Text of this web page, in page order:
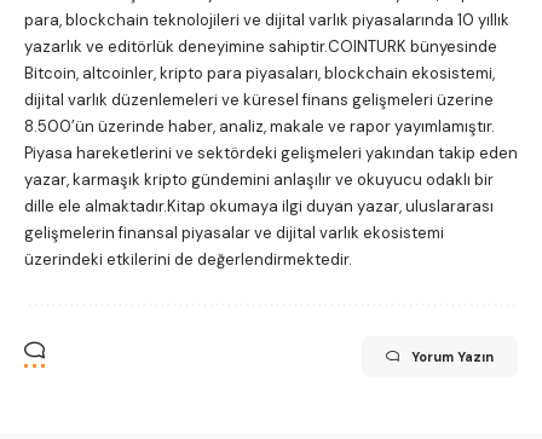
para, blockchain teknolojileri ve dijital varlık piyasalarında 10 yıllık
yazarlık ve editörlük deneyimine sahiptir.COINTURK bünyesinde
Bitcoin, altcoinler, kripto para piyasaları, blockchain ekosistemi,
dijital varlık düzenlemeleri ve küresel finans gelişmeleri üzerine
8.500’ün üzerinde haber, analiz, makale ve rapor yayımlamıştır.
Piyasa hareketlerini ve sektördeki gelişmeleri yakından takip eden
yazar, karmaşık kripto gündemini anlaşılır ve okuyucu odaklı bir
dille ele almaktadır.Kitap okumaya ilgi duyan yazar, uluslararası
gelişmelerin finansal piyasalar ve dijital varlık ekosistemi
üzerindeki etkilerini de değerlendirmektedir.
Yorum Yazın